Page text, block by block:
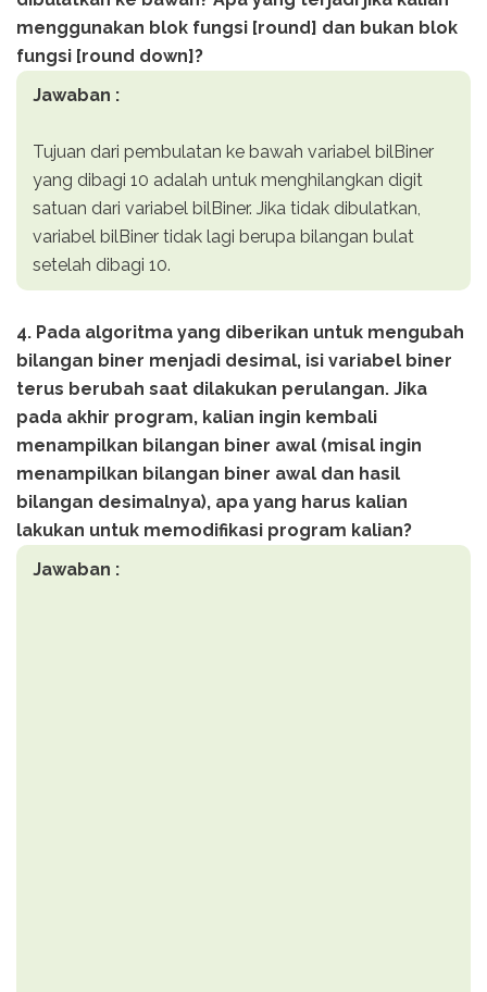
menggunakan blok fungsi [round] dan bukan blok
fungsi [round down]?
Jawaban :
Tujuan dari pembulatan ke bawah variabel bilBiner
yang dibagi 10 adalah untuk menghilangkan digit
satuan dari variabel bilBiner. Jika tidak dibulatkan,
variabel bilBiner tidak lagi berupa bilangan bulat
setelah dibagi 10.
4. Pada algoritma yang diberikan untuk mengubah
bilangan biner menjadi desimal, isi variabel biner
terus berubah saat dilakukan perulangan. Jika
pada akhir program, kalian ingin kembali
menampilkan bilangan biner awal (misal ingin
menampilkan bilangan biner awal dan hasil
bilangan desimalnya), apa yang harus kalian
lakukan untuk memodifikasi program kalian?
Jawaban :